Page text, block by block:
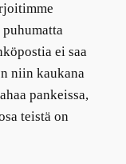
ei saa
niin kaukana
pankeissa,
teistä on